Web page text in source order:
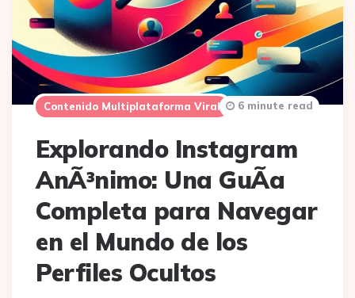
Contenido Multiplataforma Viral
Explorando Instagram
AnÃ³nimo: Una GuÃ­a
Completa para Navegar
en el Mundo de los
Perfiles Ocultos
6 minute read